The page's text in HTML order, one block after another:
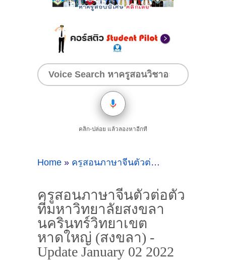
คลิก-ปล่อย แล้วลองหาอีกที
Home » ครูสอนภาษาจีนตัวต่อตัวที่มหาวิทยาลัยสงขลานครินทร์วิทยาเขตหาดใหญ่
ครูสอนภาษาจีนตัวต่อตัว
ที่มหาวิทยาลัยสงขลา
นครินทร์วิทยาเขต
หาดใหญ่ (สงขลา) -
Update January 02 2022